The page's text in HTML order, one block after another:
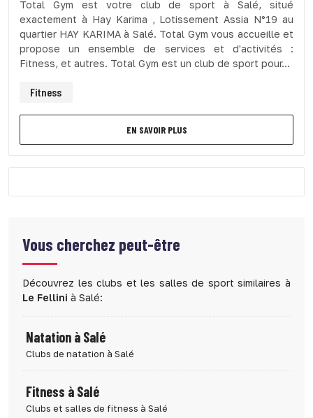
Total Gym est votre club de sport à Salé, situé
exactement à Hay Karima , Lotissement Assia N°19 au
quartier HAY KARIMA à Salé. Total Gym vous accueille et
propose un ensemble de services et d'activités :
Fitness, et autres. Total Gym est un club de sport pour...
Fitness
EN SAVOIR PLUS
Vous cherchez peut-être
Découvrez les clubs et les salles de sport similaires à
Le Fellini à Salé:
Natation à Salé
Clubs de natation à Salé
Fitness à Salé
Clubs et salles de fitness à Salé